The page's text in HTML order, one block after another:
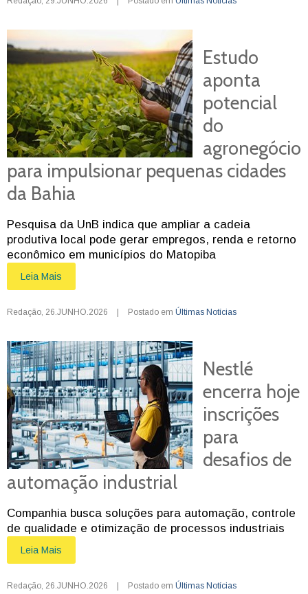
Estudo
aponta
potencial
do
agronegócio
para impulsionar pequenas cidades
da Bahia
Pesquisa da UnB indica que ampliar a cadeia
produtiva local pode gerar empregos, renda e retorno
econômico em municípios do Matopiba
Leia Mais
Redação 26.JUNHO.2026 | Postado em Últimas Notícias
Nestlé
encerra hoje
inscrições
para
desafios de
automação industrial
Companhia busca soluções para automação, controle
de qualidade e otimização de processos industriais
Leia Mais
Redação 26.JUNHO.2026 | Postado em Últimas Notícias